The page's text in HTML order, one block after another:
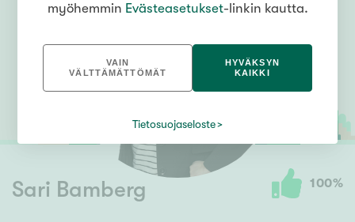
Sari Bamberg 100%
myöhemmin Evästeasetukset-linkin kautta.
VAIN
VÄLTTÄMÄTTÖMÄT
HYVÄKSYN
KAIKKI
Tietosuojaseloste